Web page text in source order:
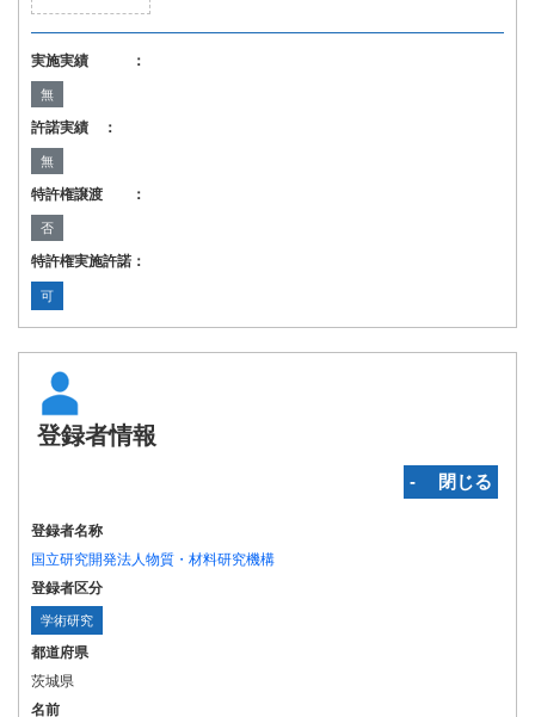
実施実績 ：
無
許諾実績 ：
無
特許権譲渡 ：
否
特許権実施許諾：
可
登録者情報
‐ 閉じる
登録者名称
国立研究開発法人物質・材料研究機構
登録者区分
学術研究
都道府県
茨城県
名前